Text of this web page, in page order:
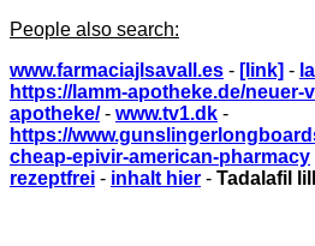
People also search:
www.farmaciajlsavall.es - [link] -
https://lamm-apotheke.de/neuer-
apotheke/- www.tv1.dk -
https://
cheap-epivir-american-pharmacy
rezeptfrei - inhalt hier - Tadalafil